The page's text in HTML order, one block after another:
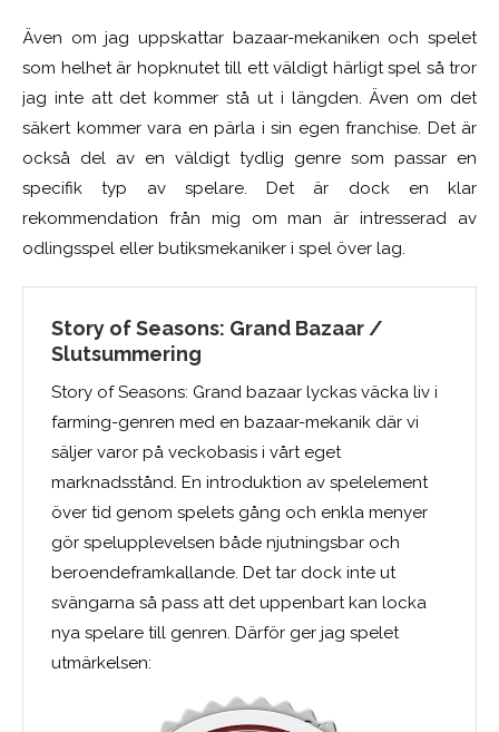
Även om jag uppskattar bazaar-mekaniken och spelet
som helhet är hopknutet till ett väldigt härligt spel så tror
jag inte att det kommer stå ut i längden. Även om det
säkert kommer vara en pärla i sin egen franchise. Det är
också del av en väldigt tydlig genre som passar en
specifik typ av spelare. Det är dock en klar
rekommendation från mig om man är intresserad av
odlingsspel eller butiksmekaniker i spel över lag.
Story of Seasons: Grand Bazaar /
Slutsummering
Story of Seasons: Grand bazaar lyckas väcka liv i
farming-genren med en bazaar-mekanik där vi
säljer varor på veckobasis i vårt eget
marknadsstånd. En introduktion av spelelement
över tid genom spelets gång och enkla menyer
gör spelupplevelsen både njutningsbar och
beroendeframkallande. Det tar dock inte ut
svängarna så pass att det uppenbart kan locka
nya spelare till genren. Därför ger jag spelet
utmärkelsen: